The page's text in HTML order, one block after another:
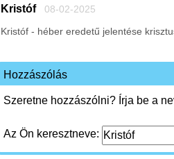
Kristóf08-02-2025
Kristóf - héber eredetű jelentése
Hozzászólás
Szeretne hozzászólni? Írja be a
Az Ön keresztneve: